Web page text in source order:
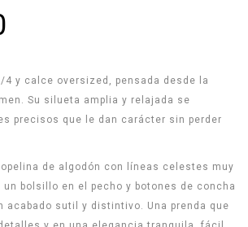
4 y calce oversized, pensada desde la
Su silueta amplia y relajada se
precisos que le dan carácter sin perder
de algodón con líneas celestes muy
un bolsillo en el pecho y botones de concha
acabado sutil y distintivo. Una prenda que